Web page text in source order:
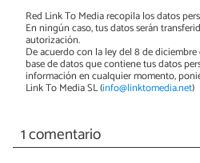
Red Link To Media recopila los datos
En ningún caso, tus datos serán
autorización.
De acuerdo con la ley del 8 de diciembre
base de datos que contiene tus datos
información en cualquier momento,
Link To Media SL (info@linktomedia.net)
1 comentario